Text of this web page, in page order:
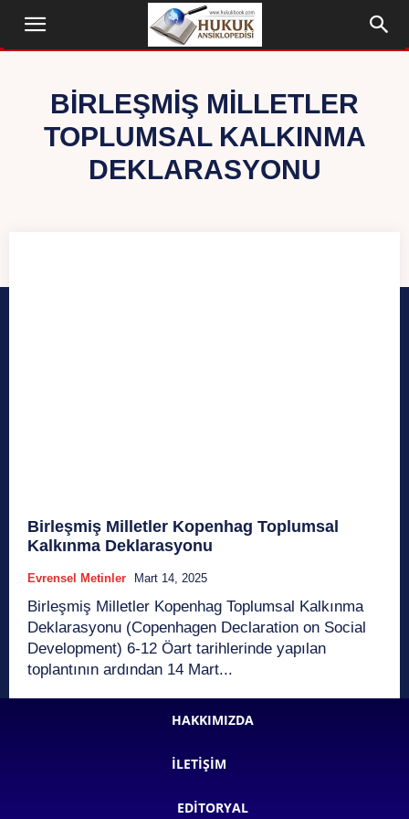
BIRLEŞMIŞ MILLETLER
TOPLUMSAL KALKINMA
DEKLARASYONU
Birleşmiş Milletler Kopenhag Toplumsal
Kalkınma Deklarasyonu
Evrensel Metinler Mart 14, 2025
Birleşmiş Milletler Kopenhag Toplumsal Kalkınma
Deklarasyonu (Copenhagen Declaration on Social
Development) 6-12 Öart tarihlerinde yapılan
toplantının ardından 14 Mart...
HAKKIMIZDA
İLETIŞIM
EDITORYAL